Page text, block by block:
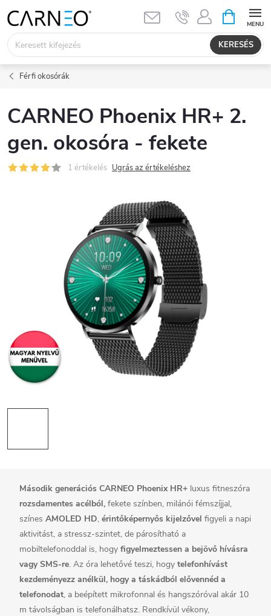
tartalomhoz
KERESÉS
KOSÁR
Férfi okosórák
CARNEO Phoenix HR+ 2.
gen. okosóra - fekete
1 értékelés Ugrás az értékeléshez
Második generációs CARNEO Phoenix HR+ luxus fitneszóra
rozsdamentes acélból, fekete színben, milánói fémszíjjal,
színes AMOLED HD, érintőképernyős kijelzővel figyeli a napi
aktivitást, a stressz-szintet, de párosítható a
mobiltelefonoddal is, hogy figyelmeztessen a bejövő hívásra
vagy SMS-re. Az óra lehetővé teszi, hogy telefonhívást
kezdeményezz anélkül, hogy a táskádból elővennéd a
telefonodat, a beépített mikrofonnal és hangszóróval akár 10
m távolságban is telefonálhatsz. Rendkívül vékony,